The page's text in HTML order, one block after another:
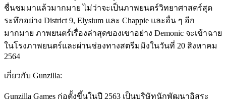
ชื่นชมมาแล้วมากมาย ไม่ว่าจะเป็นภาพยนตร์วิทยาศาสตร์สุด
ระทึกอย่าง District 9, Elysium และ Chappie และอื่น ๆ อีก
มากมาย ภาพยนตร์เรื่องล่าสุดของเขาอย่าง Demonic จะเข้าฉาย
ในโรงภาพยนตร์และผ่านช่องทางสตรีมมิงในวันที่ 20 สิงหาคม
2564
เกี่ยวกับ Gunzilla:
Gunzilla Games ก่อตั้งขึ้นในปี 2563 เป็นบริษัทนักพัฒนาอิสระ